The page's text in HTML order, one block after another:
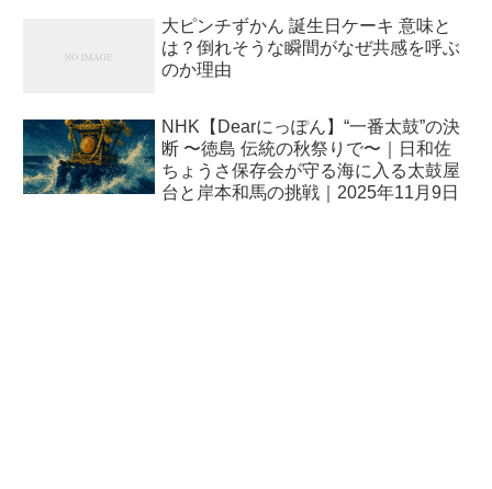
大ピンチずかん 誕生日ケーキ 意味と
は？倒れそうな瞬間がなぜ共感を呼ぶ
のか理由
NHK【Dearにっぽん】“一番太鼓”の決
断 〜徳島 伝統の秋祭りで〜｜日和佐
ちょうさ保存会が守る海に入る太鼓屋
台と岸本和馬の挑戦｜2025年11月9日